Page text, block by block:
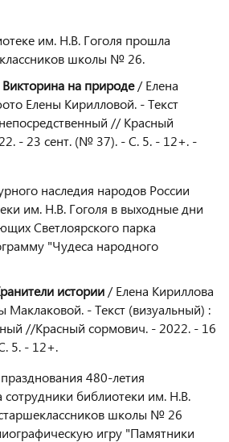
им. Н.В. Гоголя прошла
школы № 26.
на природе/ Елена
Елены Кирилловой. - Текст
// Красный
- 23 сент. (№ 37). - С. 5. - 12+. -
наследия народов России
им. Н.В. Гоголя в выходные дни
Светлоярского парка
"Чудеса народного
истории / Елена Кириллова
Маклаковой. - Текст (визуальный) :
//Красный сормович. - 2022. - 16
5. - 12+.
480-летия
библиотеки им. Н.В.
школы № 26
игру "Памятники